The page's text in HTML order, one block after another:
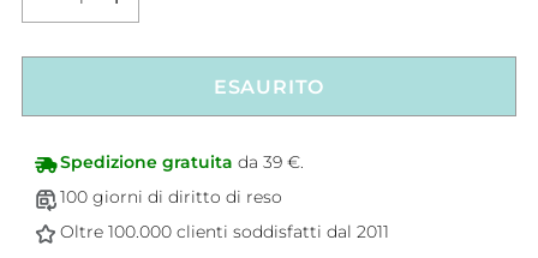
ESAURITO
Spedizione gratuita da 39 €.
100 giorni di diritto di reso
Oltre 100.000 clienti soddisfatti dal 2011